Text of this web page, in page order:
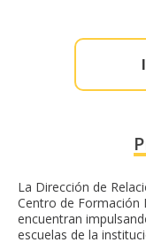
La Dirección de
Centro de Formación
encuentran
escuelas de la